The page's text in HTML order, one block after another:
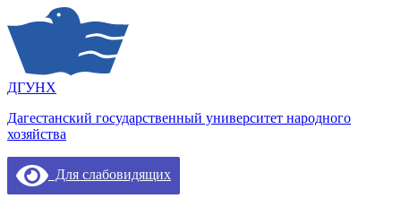
ДГУНХ
Дагестанский государственный университет народного
хозяйства
Для слабовидящих